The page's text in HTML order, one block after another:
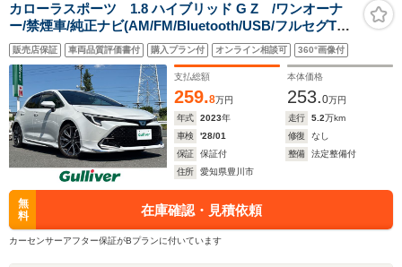
カローラスポーツ 1.8 ハイブリッド G Z /ワンオーナ
ー/禁煙車/純正ナビ(AM/FM/Bluetooth/USB/フルセグTV)/
バックカメラ/レーダークルーズコントロール/ビルトイン
ETC2.0/モデリスタエアロ/ステアリングヒーター/D+Nシ
ートヒート/プリクラッシュ
販売店保証 車両品質評価書付 購入プラン付 オンライン相談可 360°画像付
支払総額
259.8万円
本体価格
253.0万円
年式
2023年 走行 5.2万km
車検
'28/01 修復
なし
保証
保証付 整備
法定整備付
住所
愛知県豊川市
無
料
在庫確認・見積依頼
カーセンサーアフター保証がBプランに付いています